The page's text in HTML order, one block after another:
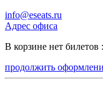
info@eseats.ru
Адрес офиса
В корзине нет билетов
продолжить